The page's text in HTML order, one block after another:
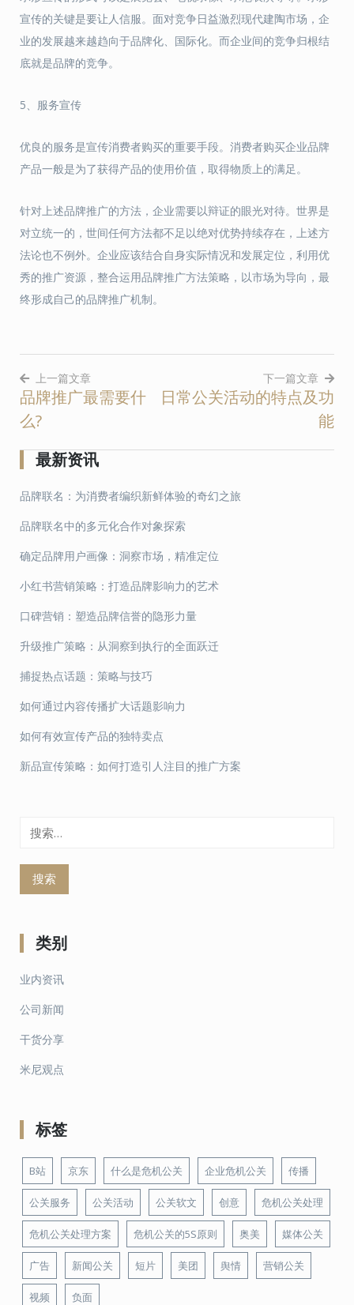
宣传的关键是要让人信服。面对竞争日益激烈现代建陶市场，企
业的发展越来越趋向于品牌化、国际化。而企业间的竞争归根结
底就是品牌的竞争。
5、服务宣传
优良的服务是宣传消费者购买的重要手段。消费者购买企业品牌
产品一般是为了获得产品的使用价值，取得物质上的满足。
针对上述品牌推广的方法，企业需要以辩证的眼光对待。世界是
对立统一的，世间任何方法都不足以绝对优势持续存在，上述方
法论也不例外。企业应该结合自身实际情况和发展定位，利用优
秀的推广资源，整合运用品牌推广方法策略，以市场为导向，最
终形成自己的品牌推广机制。
文
章
导
航
上一篇文章
品牌推广最需要什
么?
下一篇文章
日常公关活动的特点及功
能
最新资讯
品牌联名：为消费者编织新鲜体验的奇幻之旅
品牌联名中的多元化合作对象探索
确定品牌用户画像：洞察市场，精准定位
小红书营销策略：打造品牌影响力的艺术
口碑营销：塑造品牌信誉的隐形力量
升级推广策略：从洞察到执行的全面跃迁
捕捉热点话题：策略与技巧
如何通过内容传播扩大话题影响力
如何有效宣传产品的独特卖点
新品宣传策略：如何打造引人注目的推广方案
类别
业内资讯
公司新闻
干货分享
米尼观点
标签
B站 京东 什么是危机公关 企业危机公关 传播
公关服务 公关活动 公关软文 创意 危机公关处理
危机公关处理方案 危机公关的5S原则 奥美 媒体公关
广告 新闻公关 短片 美团 舆情 营销公关
视频 负面